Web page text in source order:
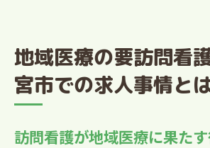
こと
西宮市の訪問看護求人に求
訪問看護のやりがいと西宮市
地域医療の要訪問看
宮市での求人事情と
訪問看護が地域医療に果た